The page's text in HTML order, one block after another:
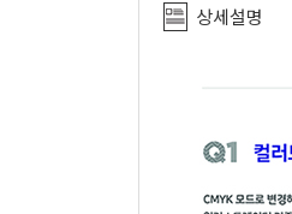
상세설명